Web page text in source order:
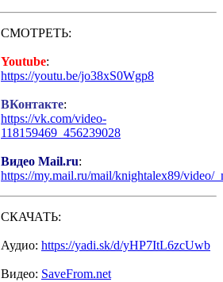
СМОТРЕТЬ:
Youtube:
https://youtu.be/jo38xS0Wgp8
ВКонтакте:
https://vk.com/video-
118159469_456239028
Видео Mail.ru:
https://my.mail.ru/mail/knightalex89/video/
СКАЧАТЬ:
Аудио: https://yadi.sk/d/yHP7ItL6zcUwb
Видео: SaveFrom.net